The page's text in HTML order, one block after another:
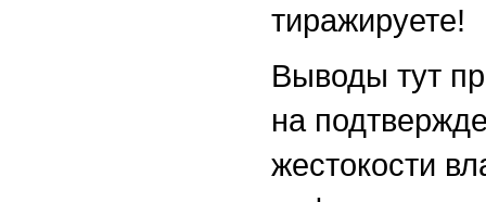
тиражируете!
Выводы тут
на
жестокости